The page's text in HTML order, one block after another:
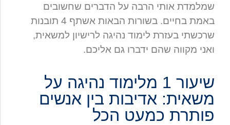
שמלמדת אותי הרבה על הדברים שחשובים
באמת בחיים. בשורות הבאות אשתף 4 תובנות
שרכשתי בעזרת לימוד נהיגה לרישיון למשאית,
ואני מקווה שהם ידברו גם אליכם.
שיעור 1 מלימוד נהיגה על
משאית: אדיבות בין אנשים
פותרת כמעט הכל